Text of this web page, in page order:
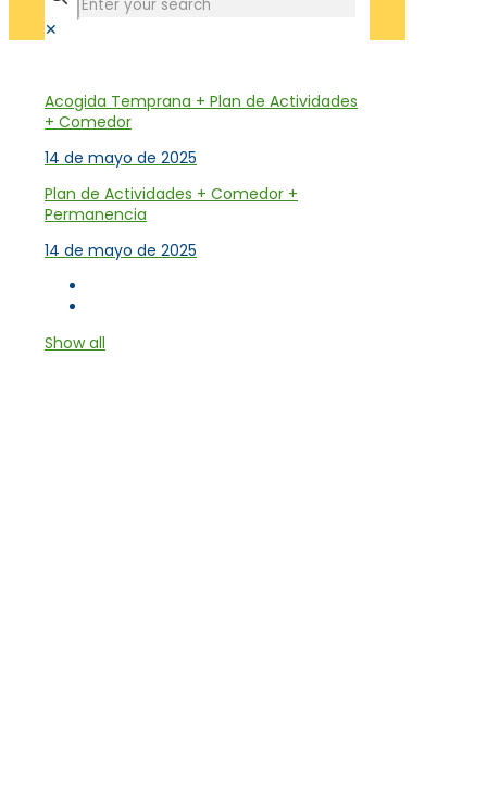
✕
Acogida Temprana + Plan de Actividades
+ Comedor
14 de mayo de 2025
Plan de Actividades + Comedor +
Permanencia
14 de mayo de 2025
Show all